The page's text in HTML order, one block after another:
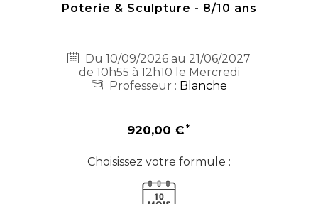
Poterie & Sculpture - 8/10 ans
Du 10/09/2026 au 21/06/2027
de 10h55 à 12h10 le Mercredi
Professeur : Blanche
920,00 €
Choisissez votre formule :